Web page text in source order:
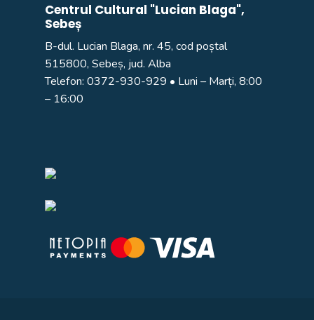
Centrul Cultural "Lucian Blaga",
Sebeș
B-dul. Lucian Blaga, nr. 45, cod poștal
515800, Sebeș, jud. Alba
Telefon: 0372-930-929 • Luni – Marți, 8:00
– 16:00